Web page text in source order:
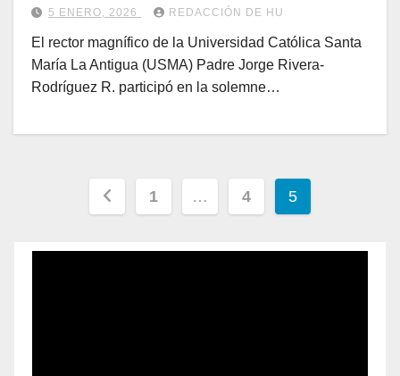
5 ENERO, 2026 REDACCIÓN DE HU
El rector magnífico de la Universidad Católica Santa
María La Antigua (USMA) Padre Jorge Rivera-
Rodríguez R. participó en la solemne…
1 … 4 5